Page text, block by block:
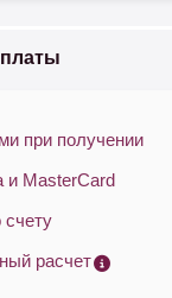
при получении
и MasterCard
расчет